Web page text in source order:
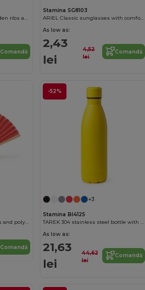
CALESA Hand fan with wooden ribs and polyester fabric
Comandă
Stamina SG8103
ARIEL Classic sunglasses with comfortable frame in matt finish and UV400 protection lenses
As low as:
2,43
lei
4,52
lei
Comandă
LIDIA Fan with bamboo rods and polyester fabric
Comandă
-52%
+3
Stamina BI4125
TAREK 304 stainless steel bottle with matte finish
As low as:
21,63
lei
44,62
lei
Comandă